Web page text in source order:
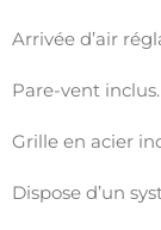
Arrivée d’air
Pare-vent inclus.
Grille en acier
Dispose d’un